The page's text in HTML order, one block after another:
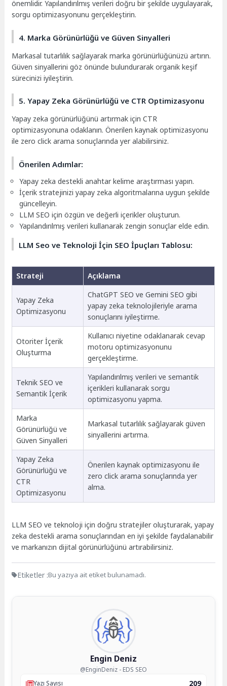
önemlidir. Yapılandırılmış verileri doğru bir şekilde uygulayarak,
sorgu optimizasyonunu gerçekleştirin.
4. Marka Görünürlüğü ve Güven Sinyalleri
Markasal tutarlılık sağlayarak marka görünürlüğünüzü artırın.
Güven sinyallerini göz önünde bulundurarak organik keşif
sürecinizi iyileştirin.
5. Yapay Zeka Görünürlüğü ve CTR Optimizasyonu
Yapay zeka görünürlüğünü artırmak için CTR
optimizasyonuna odaklanın. Önerilen kaynak optimizasyonu
ile zero click arama sonuçlarında yer alabilirsiniz.
Önerilen Adımlar:
Yapay zeka destekli anahtar kelime araştırması yapın.
İçerik stratejinizi yapay zeka algoritmalarına uygun şekilde
güncelleyin.
LLM SEO için özgün ve değerli içerikler oluşturun.
Yapılandırılmış verileri kullanarak zengin sonuçlar elde edin.
LLM Seo ve Teknoloji İçin SEO İpuçları Tablosu:
Strateji Açıklama
Yapay Zeka
Optimizasyonu
ChatGPT SEO ve Gemini SEO gibi
yapay zeka teknolojileriyle arama
sonuçlarını iyileştirme.
Otoriter İçerik
Oluşturma
Kullanıcı niyetine odaklanarak cevap
motoru optimizasyonunu
gerçekleştirme.
Teknik SEO ve
Semantik İçerik
Yapılandırılmış verileri ve semantik
içerikleri kullanarak sorgu
optimizasyonu yapma.
Marka
Görünürlüğü ve
Güven Sinyalleri
Markasal tutarlılık sağlayarak güven
sinyallerini artırma.
Yapay Zeka
Görünürlüğü ve
CTR
Optimizasyonu
Önerilen kaynak optimizasyonu ile
zero click arama sonuçlarında yer
alma.
LLM SEO ve teknoloji için doğru stratejiler oluşturarak, yapay
zeka destekli arama sonuçlarından en iyi şekilde faydalanabilir
ve markanızın dijital görünürlüğünü artırabilirsiniz.
Etiketler :Bu yazıya ait etiket bulunamadı.
Engin Deniz
@EnginDeniz - EDS SEO
Yazı Sayısı
209